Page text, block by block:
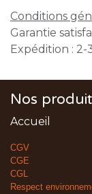
Conditions
Garantie
Expédition :
Nos
Accueil
CGV
CGE
CGL
Respect